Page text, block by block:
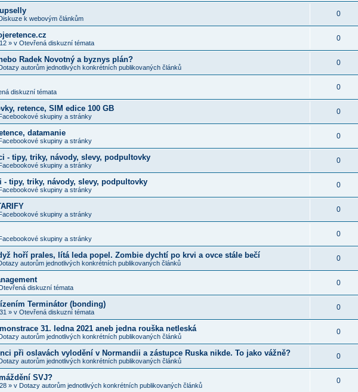
k webovým článkům
0
» v Otevřená diskuzní témata
0
Radek Novotný a byznys plán?
autorům jednotlivých konkrétních publikovaných článků
0
diskuzní témata
0
retence, SIM edice 100 GB
skupiny a stránky
0
datamanie
skupiny a stránky
0
- tipy, triky, návody, slevy, podpultovky
skupiny a stránky
0
- tipy, triky, návody, slevy, podpultovky
skupiny a stránky
0
skupiny a stránky
0
skupiny a stránky
0
hoří prales, lítá leda popel. Zombie dychtí po krvi a ovce stále bečí
autorům jednotlivých konkrétních publikovaných článků
0
diskuzní témata
0
Terminátor (bonding)
» v Otevřená diskuzní témata
0
31. ledna 2021 aneb jedna rouška netleská
autorům jednotlivých konkrétních publikovaných článků
0
při oslavách vylodění v Normandii a zástupce Ruska nikde. To jako vážně?
autorům jednotlivých konkrétních publikovaných článků
0
SVJ?
» v Dotazy autorům jednotlivých konkrétních publikovaných článků
0